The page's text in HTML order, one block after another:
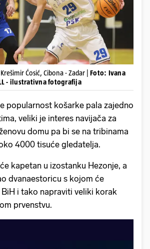
Ćosić, Cibona - Zadar | Foto: Ivana
- ilustrativna fotografija
popularnost košarke pala zajedno
veliki je interes navijača za
domu pa bi se na tribinama
4000 tisuće gledatelja.
kapetan u izostanku Hezonje, a
dvanaestoricu s kojom će
i tako napraviti veliki korak
prvenstvu.